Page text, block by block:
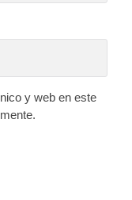
y web en este